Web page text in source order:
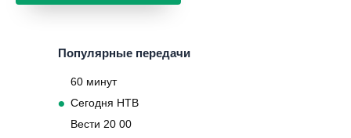
Популярные передачи
60 минут
Сегодня НТВ
Вести 20 00